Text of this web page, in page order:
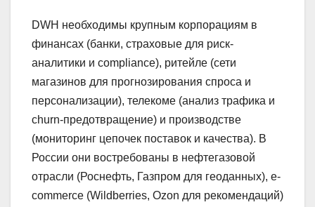
DWH необходимы крупным корпорациям в
финансах (банки, страховые для риск-
аналитики и compliance), ритейле (сети
магазинов для прогнозирования спроса и
персонализации), телекоме (анализ трафика и
churn-предотвращение) и производстве
(мониторинг цепочек поставок и качества). В
России они востребованы в нефтегазовой
отрасли (Роснефть, Газпром для геоданных), e-
commerce (Wildberries, Ozon для рекомендаций)